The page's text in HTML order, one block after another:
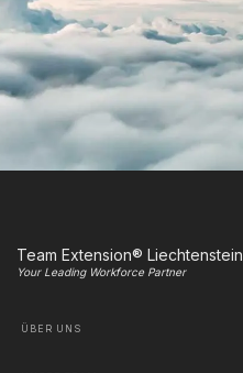
Team Extension® Liechtenstein
Your Leading Workforce Partner
ÜBER UNS